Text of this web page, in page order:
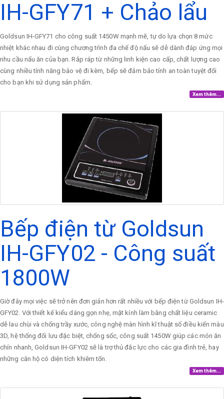
IH-GFY71 + Chảo lẩu
Goldsun IH-GFY71 cho công suất 1450W mạnh mẽ, tự do lựa chọn 8 mức
nhiệt khác nhau đi cùng chương trình đa chế độ nấu sẽ dễ dành đáp ứng mọi
nhu cầu nấu ăn của bạn. Rắp ráp từ những linh kiện cao cấp, chất lượng cao
cùng nhiều tính năng bảo vệ đi kèm, bếp sẽ đảm bảo tính an toàn tuyệt đối
cho bạn khi sử dụng sản phẩm.
Xem thêm...
Bếp điện từ Goldsun
IH-GFY02 - Công suất
1800W
Giờ đây mọi việc sẽ trở nên đơn giản hơn rất nhiều với bếp điện từ Goldsun IH-
GFY02. Với thiết kế kiểu dáng gọn nhẹ, mặt kính làm bằng chất liệu ceramic
dễ lau chùi và chống trầy xước, công nghệ màn hình kĩ thuật số điều kiển màu
3D, hệ thống đối lưu đặc biệt, chống sốc, công suất 1450W giúp các món ăn
chín nhanh, Goldsun IH-GFY02 sẽ là trợ thủ đắc lực cho các gia đình trẻ, hay
những căn hộ có diện tích khiêm tốn.
Xem thêm...